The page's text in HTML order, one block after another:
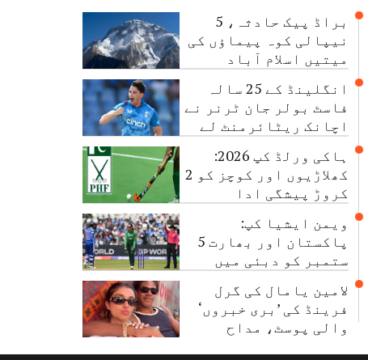
براڈ پیک حادثہ، 5
نیپالی کوہ پیماؤں کی
میتیں اسلام آباد
انگلینڈ کے 25 سالہ
فاسٹ بولر جان ٹرنر نے
اچانک ریٹائرمنٹ لے
ہاکی ورلڈ کپ 2026:
کھلاڑیوں اور کوچز کو 2
کروڑ پیشگی ادا
ویمن ایشیا کپ:
پاکستان اور بھارت 5
ستمبر کو دبئی میں
لامین یامال کی گرل
فرینڈ کی ’بری خبروں‘
والی پوسٹ، مداح